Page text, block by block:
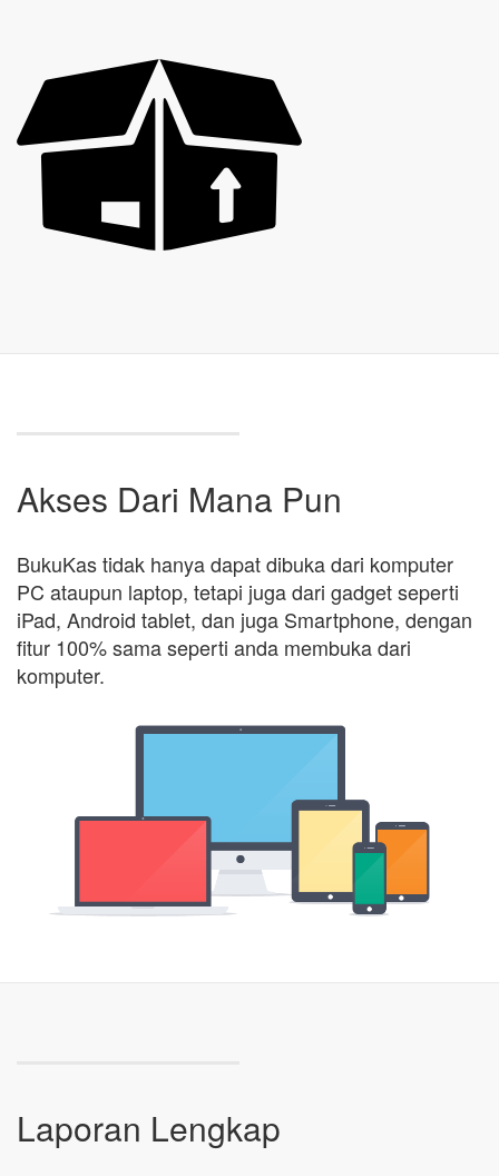
Akses Dari Mana Pun
BukuKas tidak hanya dapat dibuka dari komputer
PC ataupun laptop, tetapi juga dari gadget seperti
iPad, Android tablet, dan juga Smartphone, dengan
fitur 100% sama seperti anda membuka dari
komputer.
Laporan Lengkap